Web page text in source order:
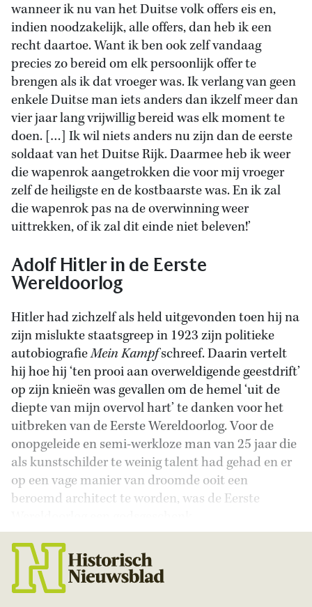
wanneer ik nu van het Duitse volk offers eis en,
indien noodzakelijk, alle offers, dan heb ik een
recht daartoe. Want ik ben ook zelf vandaag
precies zo bereid om elk persoonlijk offer te
brengen als ik dat vroeger was. Ik verlang van geen
enkele Duitse man iets anders dan ikzelf meer dan
vier jaar lang vrijwillig bereid was elk moment te
doen. […] Ik wil niets anders nu zijn dan de eerste
soldaat van het Duitse Rijk. Daarmee heb ik weer
die wapenrok aangetrokken die voor mij vroeger
zelf de heiligste en de kostbaarste was. En ik zal
die wapenrok pas na de overwinning weer
uittrekken, of ik zal dit einde niet beleven!’
Adolf Hitler in de Eerste
Wereldoorlog
Hitler had zichzelf als held uitgevonden toen hij na
zijn mislukte staatsgreep in 1923 zijn politieke
autobiografieMein Kampfschreef. Daarin vertelt
hij hoe hij ‘ten prooi aan overweldigende geestdrift’
op zijn knieën was gevallen om de hemel ‘uit de
diepte van mijn overvol hart’ te danken voor het
uitbreken van de Eerste Wereldoorlog. Voor de
onopgeleide en semi-werkloze man van 25 jaar die
als kunstschilder te weinig talent had gehad en er
op een vage manier van droomde ooit een
beroemd architect te worden, was de Eerste